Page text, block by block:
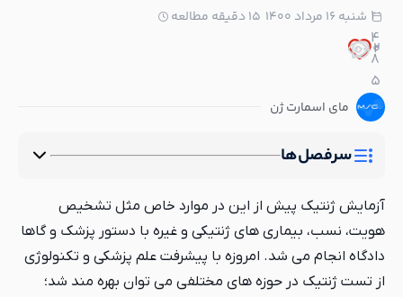
شنبه ۱۶ مرداد ۱۴۰۰ 15 دقیقه مطالعه
0
2
1
4
8
5
مای اسمارت ژن
سرفصل‌ها
آزمایش ژنتیک پیش از این در موارد خاص مثل تشخیص
هویت، نسب، بیماری های ژنتیکی و غیره با دستور پزشک و گاها
دادگاه انجام می شد. امروزه با پیشرفت علم پزشکی و تکنولوژی
از تست ژنتیک در حوزه های مختلفی می توان بهره مند شد؛